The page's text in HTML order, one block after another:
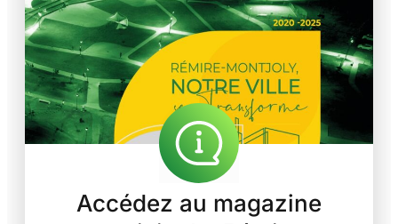
Accédez au magazine